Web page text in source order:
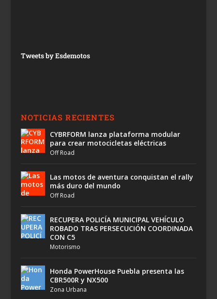
Tweets by Esdemotos
NOTICIAS RECIENTES
CYBRFORM lanza plataforma modular
para crear motocicletas eléctricas
Off Road
Las motos de aventura conquistan el rally
más duro del mundo
Off Road
RECUPERA POLICÍA MUNICIPAL VEHÍCULO
ROBADO TRAS PERSECUCIÓN COORDINADA
CON C5
Motorismo
Honda PowerHouse Puebla presenta las
CBR500R y NX500
Zona Urbana